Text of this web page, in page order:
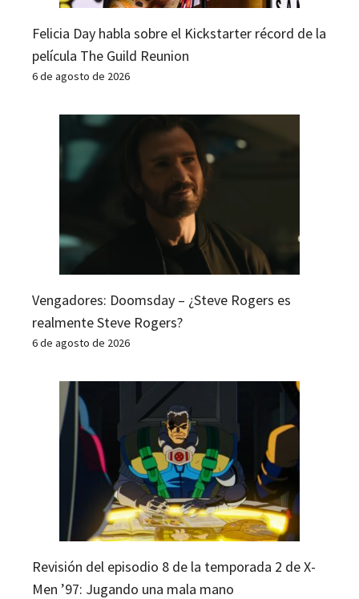
Felicia Day habla sobre el Kickstarter récord de la
película The Guild Reunion
6 de agosto de 2026
Vengadores: Doomsday – ¿Steve Rogers es
realmente Steve Rogers?
6 de agosto de 2026
Revisión del episodio 8 de la temporada 2 de X-
Men ’97: Jugando una mala mano